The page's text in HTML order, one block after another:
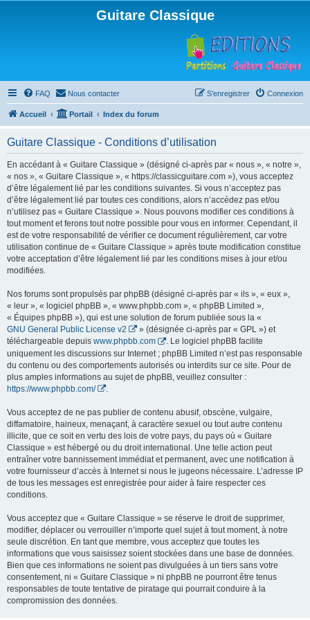
Guitare Classique
FAQ Nous contacter Connexion
S’enregistrer
Accueil Portail Index du forum
Guitare Classique - Conditions d’utilisation
En accédant à « Guitare Classique » (désigné ci-après par « nous », « notre »,
« nos », « Guitare Classique », « https://classicguitare.com »), vous acceptez
d’être légalement lié par les conditions suivantes. Si vous n’acceptez pas
d’être légalement lié par toutes ces conditions, alors n’accédez pas et/ou
n’utilisez pas « Guitare Classique ». Nous pouvons modifier ces conditions à
tout moment et ferons tout notre possible pour vous en informer. Cependant, il
est de votre responsabilité de vérifier ce document régulièrement, car votre
utilisation continue de « Guitare Classique » après toute modification constitue
votre acceptation d’être légalement lié par les conditions mises à jour et/ou
modifiées.
Nos forums sont propulsés par phpBB (désigné ci-après par « ils », « eux »,
« leur », « logiciel phpBB », « www.phpbb.com », « phpBB Limited »,
« Équipes phpBB »), qui est une solution de forum publiée sous la «
GNU General Public License v2
» (désignée ci-après par « GPL ») et
téléchargeable depuis www.phpbb.com
. Le logiciel phpBB facilite
uniquement les discussions sur Internet ; phpBB Limited n’est pas responsable
du contenu ou des comportements autorisés ou interdits sur ce site. Pour de
plus amples informations au sujet de phpBB, veuillez consulter :
https://www.phpbb.com/
Vous acceptez de ne pas publier de contenu abusif, obscène, vulgaire,
diffamatoire, haineux, menaçant, à caractère sexuel ou tout autre contenu
illicite, que ce soit en vertu des lois de votre pays, du pays où « Guitare
Classique » est hébergé ou du droit international. Une telle action peut
entraîner votre bannissement immédiat et permanent, avec une notification à
votre fournisseur d’accès à Internet si nous le jugeons nécessaire. L’adresse IP
de tous les messages est enregistrée pour aider à faire respecter ces
conditions.
Vous acceptez que « Guitare Classique » se réserve le droit de supprimer,
modifier, déplacer ou verrouiller n’importe quel sujet à tout moment, à notre
seule discrétion. En tant que membre, vous acceptez que toutes les
informations que vous saisissez soient stockées dans une base de données.
Bien que ces informations ne soient pas divulguées à un tiers sans votre
consentement, ni « Guitare Classique » ni phpBB ne pourront être tenus
responsables de toute tentative de piratage qui pourrait conduire à la
compromission des données.